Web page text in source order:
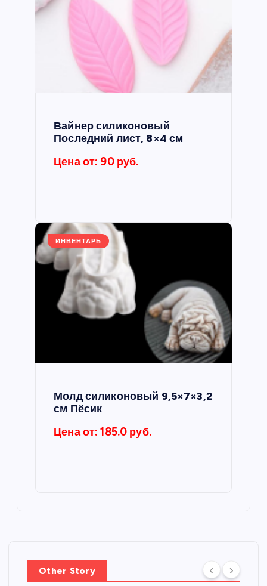
Вайнер силиконовый
Последний лист, 8×4 см
Цена от: 90 руб.
ИНВЕНТАРЬ
Молд силиконовый 9,5×7×3,2
см Пёсик
Цена от: 185.0 руб.
Other Story